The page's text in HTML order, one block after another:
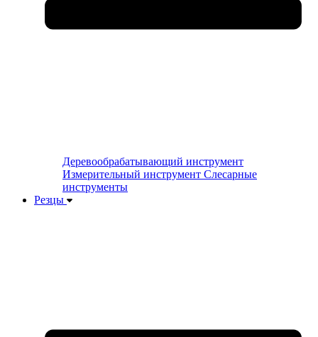
Деревообрабатывающий инструмент
Измерительный инструмент Слесарные
инструменты
Резцы